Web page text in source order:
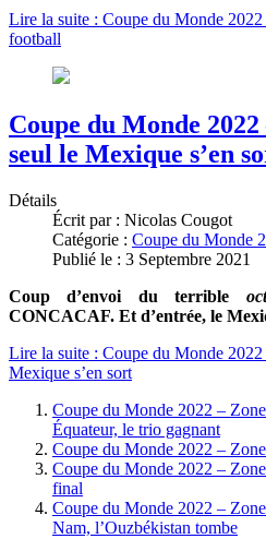
Lire la suite : Coupe du Monde
football
Coupe du Monde
seul le Mexique s’en
Détails
Écrit par : Nicolas Cougot
Catégorie : Coupe du Monde
Publié le : 3 Septembre 2021
Coup d’envoi du terrible
CONCACAF. Et d’entrée, le
Lire la suite : Coupe du Monde
Mexique s’en sort
Coupe du Monde 2022 –
Équateur, le trio gagnant
Coupe du Monde 2022 –
Coupe du Monde 2022 –
final
Coupe du Monde 2022 –
Nam, l’Ouzbékistan tombe